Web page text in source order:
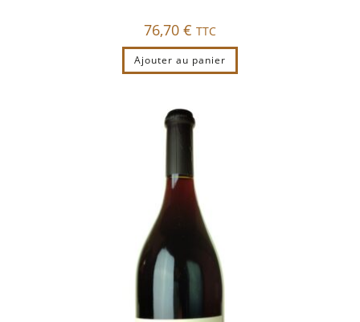
76,70 € TTC
Ajouter au panier